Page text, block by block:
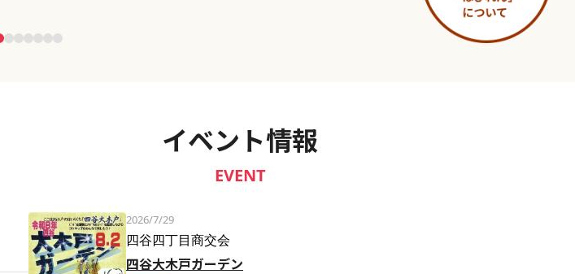
イベント情報
EVENT
2026/7/29
四谷四丁目商交会
四谷大木戸ガーデン